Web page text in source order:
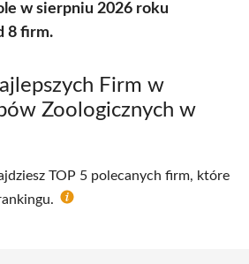
w sierpniu 2026 roku
8 firm.
Firm w
Zoologicznych w
TOP 5 polecanych firm, które